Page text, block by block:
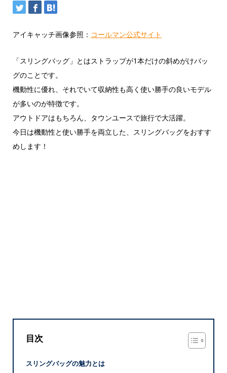
アイキャッチ画像参照： コールマン公式サイト
「スリングバッグ」とはストラップが1本だけの斜めがけバッ
グのことです。
機動性に優れ、それでいて収納性も高く使い勝手の良いモデル
が多いのが特徴です。
アウトドアはもちろん、タウンユースで旅行で大活躍。
今日は機動性と使い勝手を両立した、スリングバッグをおすす
めします！
目次
スリングバッグの魅力とは